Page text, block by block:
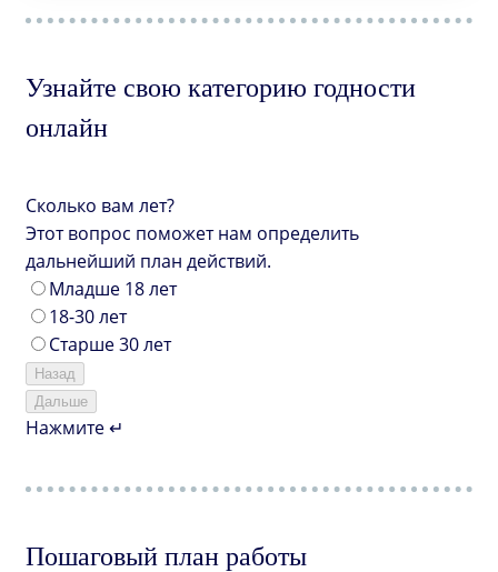
Узнайте свою категорию годности
онлайн
Сколько вам лет?
Этот вопрос поможет нам определить
дальнейший план действий.
Младше 18 лет
18-30 лет
Старше 30 лет
Назад
Дальше
Нажмите ↵
Пошаговый план работы